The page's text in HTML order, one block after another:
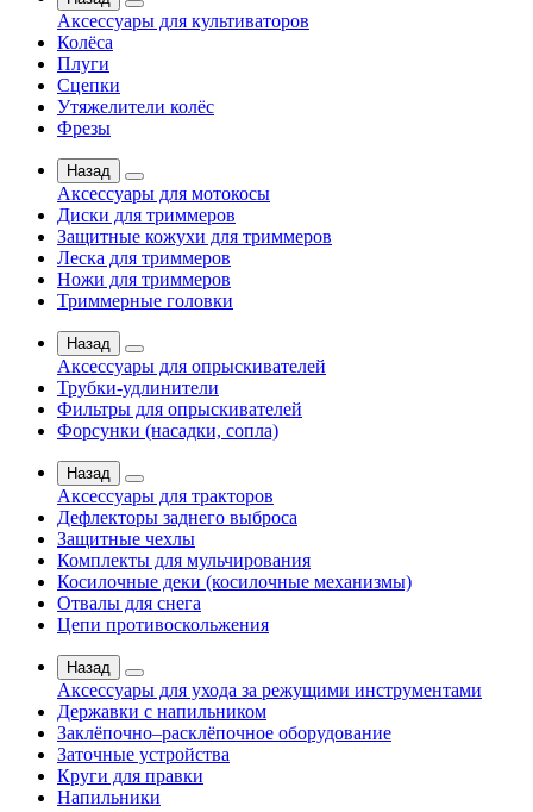
Аксессуары для культиваторов
Колёса
Плуги
Сцепки
Утяжелители колёс
Фрезы
Назад
Аксессуары для мотокосы
Диски для триммеров
Защитные кожухи для триммеров
Леска для триммеров
Ножи для триммеров
Триммерные головки
Назад
Аксессуары для опрыскивателей
Трубки-удлинители
Фильтры для опрыскивателей
Форсунки (насадки, сопла)
Назад
Аксессуары для тракторов
Дефлекторы заднего выброса
Защитные чехлы
Комплекты для мульчирования
Косилочные деки (косилочные механизмы)
Отвалы для снега
Цепи противоскольжения
Назад
Аксессуары для ухода за режущими инструментами
Державки с напильником
Заклёпочно–расклёпочное оборудование
Заточные устройства
Круги для правки
Напильники